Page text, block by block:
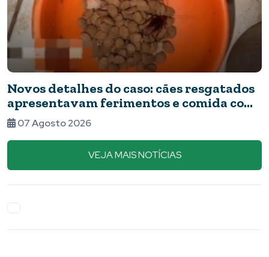
Novos detalhes do caso: cães resgatados
apresentavam ferimentos e comida com
barata
07 Agosto 2026
VEJA MAIS NOTÍCIAS